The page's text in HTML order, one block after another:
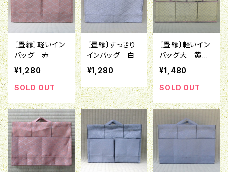
〔畳縁〕軽いイン
バッグ 赤
¥1,280
SOLD OUT
〔畳縁〕すっきり
インバッグ 白
¥1,280
〔畳縁〕軽いイン
バッグ大 黄網
代
¥1,480
SOLD OUT